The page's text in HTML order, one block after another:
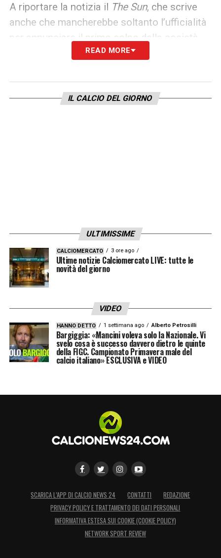
A riportare la notizia il The Sun, che scrive
anche che mancherebbe soltanto l’ufficialità
per annunciare il primo colpo della società
neo promossa inPremier League.
LA PLAYLIST DELLE NOSTRE TOP NEWS
READ MORE
IL CALCIO DEL GIORNO
ULTIMISSIME
CALCIOMERCATO 3 ore ago
Ultime notizie Calciomercato LIVE: tutte le
novità del giorno
VIDEO
HANNO DETTO 1 settimana ago Alberto Petrosilli
Bargiggia: «Mancini voleva solo la Nazionale. Vi
svelo cosa è successo davvero dietro le quinte
della FIGC. Campionato Primavera male del
calcio italiano» ESCLUSIVA e VIDEO
SCARICA L’APP DI CALCIO NEWS 24 CONTATTI
REDAZIONE
PRIVACY POLICY E TRATTAMENTO DEI DATI PERSONALI
INFORMATIVA ESTESA SUI COOKIE (COOKIE POLICY)
NETWORK SPORT REVIEW